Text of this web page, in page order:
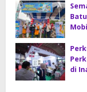
di